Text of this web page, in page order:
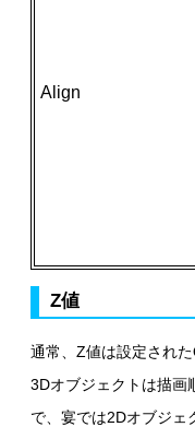
Align
Z値
通常、Z値は設定され
3Dオブジェクトは描画
で、宴では2Dオブジェ